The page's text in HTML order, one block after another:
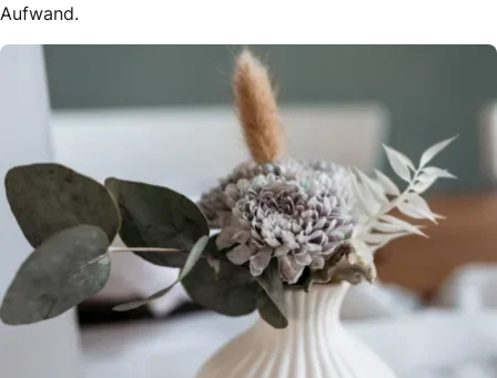
Aufwand.